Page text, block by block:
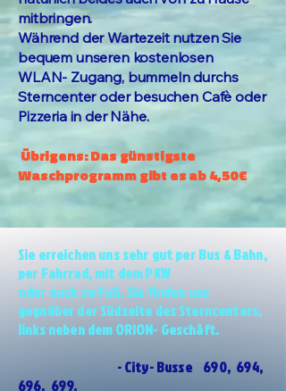
mitbringen.
Während der Wartezeit nutzen Sie
bequem unseren kostenlosen
WLAN- Zugang, bummeln durchs
Sterncenter oder besuchen Cafè oder
Pizzeria in der Nähe.
Übrigens: Das günstigste
Waschprogramm gibt es ab 4,50 €
Sie erreichen uns sehr gut per Bus & Bahn,
per Fahrrad, mit dem PKW
oder auch zu Fuß. Sie finden uns
gegnüber der Südseite des Sterncenters,
links neben dem ORION- Geschäft.
- City- Busse 690, 694,
696, 699.